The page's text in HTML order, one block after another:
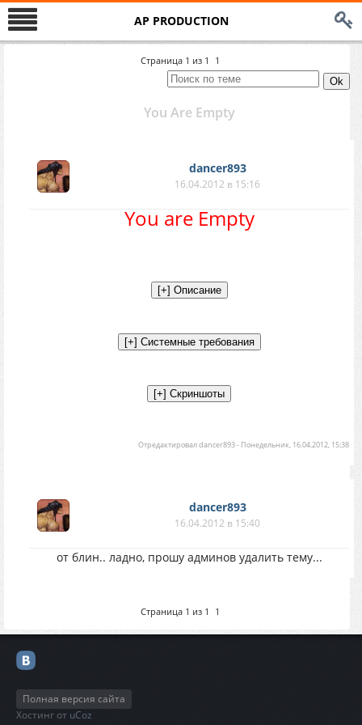
AP PRODUCTION
Страница 1 из 1 1
You Are Empty
dancer893
16.04.2012 в 15:16
You are Empty
Отредактировалdancer893- Понедельник, 16.04.2012, 15:38
dancer893
16.04.2012 в 15:40
от блин.. ладно, прошу админов удалить тему...
Страница 1 из 1 1
Полная версия сайта
Хостинг от uCoz